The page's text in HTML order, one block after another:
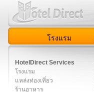
โรงแรม
HotelDirect Services
โรงแรม
แหล่งท่องเที่ยว
ร้านอาหาร